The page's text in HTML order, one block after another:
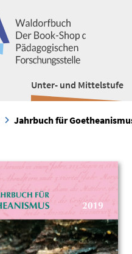
Unter- und Mittelstufe
Jahrbuch für